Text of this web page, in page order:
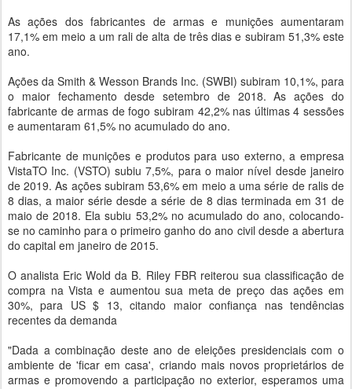
As ações dos fabricantes de armas e munições aumentaram
17,1% em meio a um rali de alta de três dias e subiram 51,3% este
ano.
Ações da Smith & Wesson Brands Inc. (SWBI) subiram 10,1%, para
o maior fechamento desde setembro de 2018. As ações do
fabricante de armas de fogo subiram 42,2% nas últimas 4 sessões
e aumentaram 61,5% no acumulado do ano.
Fabricante de munições e produtos para uso externo, a empresa
VistaTO Inc. (VSTO) subiu 7,5%, para o maior nível desde janeiro
de 2019. As ações subiram 53,6% em meio a uma série de ralis de
8 dias, a maior série desde a série de 8 dias terminada em 31 de
maio de 2018. Ela subiu 53,2% no acumulado do ano, colocando-
se no caminho para o primeiro ganho do ano civil desde a abertura
do capital em janeiro de 2015.
O analista Eric Wold da B. Riley FBR reiterou sua classificação de
compra na Vista e aumentou sua meta de preço das ações em
30%, para US $ 13, citando maior confiança nas tendências
recentes da demanda
"Dada a combinação deste ano de eleições presidenciais com o
ambiente de 'ficar em casa', criando mais novos proprietários de
armas e promovendo a participação no exterior, esperamos uma